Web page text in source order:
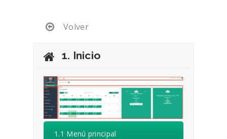
Volver
1. Inicio
1.1 Menú principal